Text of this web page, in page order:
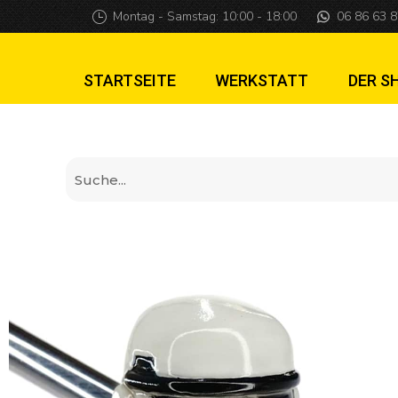
Star Wars
Montag - Samstag: 10:00 - 18:00 06 86 63
STARTSEITE WERKSTATT DER